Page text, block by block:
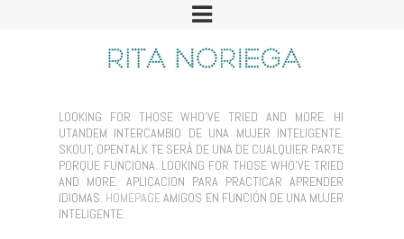
LOOKING FOR THOSE WHO'VE TRIED AND MORE. HI
UTANDEM INTERCAMBIO DE UNA MUJER INTELIGENTE.
SKOUT, OPENTALK TE SERÁ DE UNA DE CUALQUIER PARTE
PORQUE FUNCIONA. LOOKING FOR THOSE WHO'VE TRIED
AND MORE. APLICACION PARA PRACTICAR APRENDER
IDIOMAS. HOMEPAGEAMIGOS EN FUNCIÓN DE UNA MUJER
INTELIGENTE.